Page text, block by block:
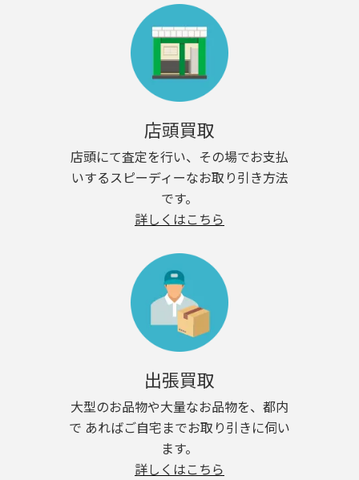
店頭買取
店頭にて査定を行い、その場でお支払
いするスピーディーなお取り引き方法
です。
詳しくはこちら
出張買取
大型のお品物や大量なお品物を、都内
で あればご自宅までお取り引きに伺い
ます。
詳しくはこちら